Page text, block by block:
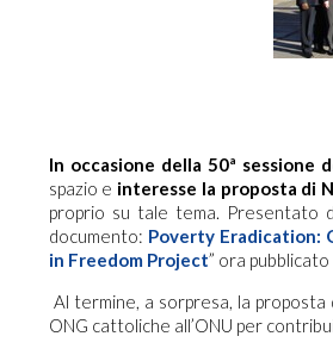
In occasione della 50ª sessione
spazio e interesse la proposta di
proprio su tale tema. Presentato
documento: Poverty Eradication:
in Freedom Project” ora pubblicato
Al termine, a sorpresa, la
ONG cattoliche all’ONU per